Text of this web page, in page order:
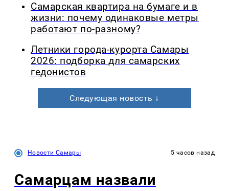
Самарская квартира на бумаге и в
жизни: почему одинаковые метры
работают по-разному?
Летники города-курорта Самары
2026: подборка для самарских
гедонистов
Следующая новость ↓
Новости Самары 5 часов назад
Самарцам назвали